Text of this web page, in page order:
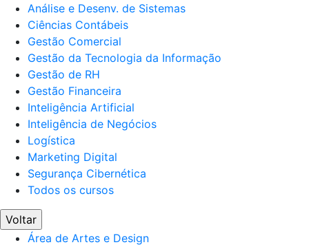
Análise e Desenv. de Sistemas
Ciências Contábeis
Gestão Comercial
Gestão da Tecnologia da Informação
Gestão de RH
Gestão Financeira
Inteligência Artificial
Inteligência de Negócios
Logística
Marketing Digital
Segurança Cibernética
Todos os cursos
Voltar
Área de Artes e Design